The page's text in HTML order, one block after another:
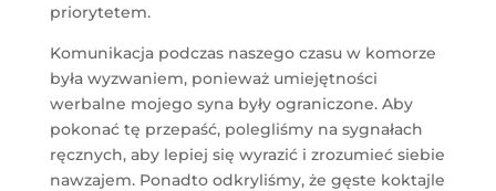
priorytetem.
Komunikacja podczas naszego czasu w komorze
była wyzwaniem, ponieważ umiejętności
werbalne mojego syna były ograniczone. Aby
pokonać tę przepaść, polegliśmy na sygnałach
ręcznych, aby lepiej się wyrazić i zrozumieć siebie
nawzajem. Ponadto odkryliśmy, że gęste koktajle